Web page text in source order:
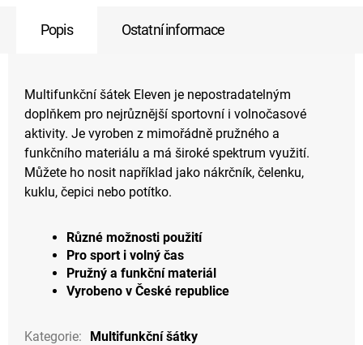
Popis Ostatní informace
Multifunkční šátek Eleven je nepostradatelným
doplňkem pro nejrůznější sportovní i volnočasové
aktivity. Je vyroben z mimořádně pružného a
funkčního materiálu a má široké spektrum využití.
Můžete ho nosit například jako nákrčník, čelenku,
kuklu, čepici nebo potítko.
Různé možnosti použití
Pro sport i volný čas
Pružný a funkční materiál
Vyrobeno v České republice
Kategorie:
Multifunkční šátky